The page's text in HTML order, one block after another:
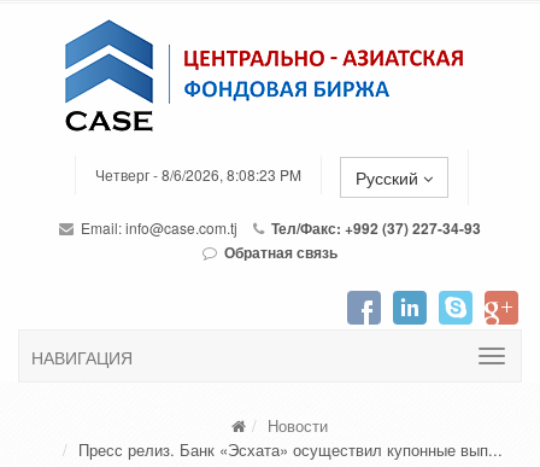
Четверг - 8/6/2026, 8:08:23 PM Русский
Email:info@case.com.tj
Тел/Факс: +992 (37) 227-34-93
Обратная связь
НАВИГАЦИЯ
Новости
Пресс релиз. Банк «Эсхата» осуществил купонные вып...